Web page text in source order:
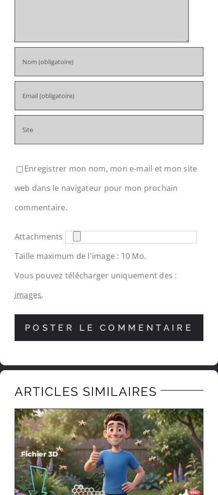
Enregistrer mon nom, mon e-mail et mon site
web dans le navigateur pour mon prochain
commentaire.
Attachments
Taille maximum de l'image : 10 Mo.
Vous pouvez télécharger uniquement des :
images.
ARTICLES SIMILAIRES